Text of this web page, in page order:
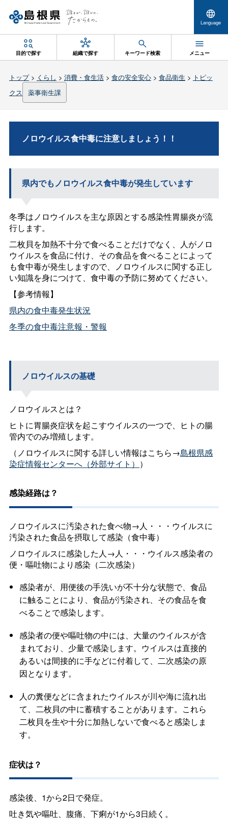
Language
目的で探す 組織で探す キーワード検索 メニュー
トップ> くらし > 消費・食生活> 食の安全安心> 食品衛生 > トピッ
クス
薬事衛生課
ノロウイルス食中毒に注意しましょう！！
県内でもノロウイルス食中毒が発生しています
冬季はノロウイルスを主な原因とする感染性胃腸炎が流
行します。
二枚貝を加熱不十分で食べることだけでなく、人がノロ
ウイルスを食品に付け、その食品を食べることによって
も食中毒が発生しますので、ノロウイルスに関する正し
い知識を身につけて、食中毒の予防に努めてください。
【参考情報】
県内の食中毒発生状況
冬季の食中毒注意報・警報
ノロウイルスの基礎
ノロウイルスとは？
ヒトに胃腸炎症状を起こすウイルスの一つで、ヒトの腸
管内でのみ増殖します。
（ノロウイルスに関する詳しい情報はこちら→島根県感
染症情報センターへ（外部サイト） ）
感染経路は？
ノロウイルスに汚染された食べ物→人・・・ウイルスに
汚染された食品を摂取して感染（食中毒）
ノロウイルスに感染した人→人・・・ウイルス感染者の
便・嘔吐物により感染（二次感染）
感染者が、用便後の手洗いが不十分な状態で、食品
に触ることにより、食品が汚染され、その食品を食
べることで感染します。
感染者の便や嘔吐物の中には、大量のウイルスが含
まれており、少量で感染します。ウイルスは直接的
あるいは間接的に手などに付着して、二次感染の原
因となります。
人の糞便などに含まれたウイルスが川や海に流れ出
て、二枚貝の中に蓄積することがあります。これら
二枚貝を生や十分に加熱しないで食べると感染しま
す。
症状は？
感染後、1から2日で発症。
吐き気や嘔吐、腹痛、下痢が1から3日続く。